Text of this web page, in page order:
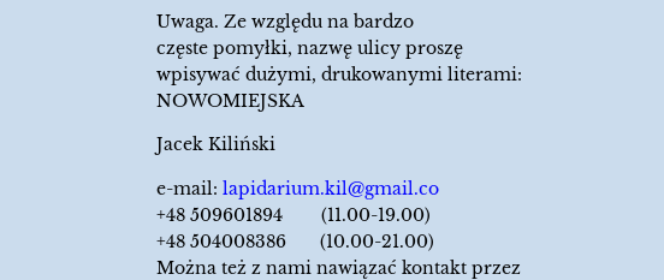
Uwaga. Ze względu na bardzo
częste pomyłki, nazwę ulicy proszę
wpisywać dużymi, drukowanymi literami:
NOWOMIEJSKA
Jacek Kiliński
e-mail: lapidarium.kil@gmail.co
+48 509601894 (11.00-19.00)
+48 504008386 (10.00-21.00)
Można też z nami nawiązać kontakt przez